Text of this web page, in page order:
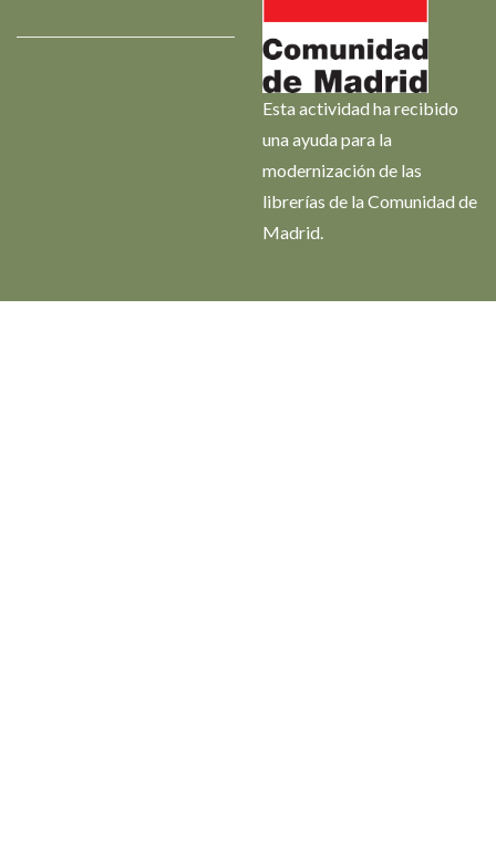
Esta actividad ha recibido
una ayuda para la
modernización de las
librerías de la Comunidad de
Madrid.